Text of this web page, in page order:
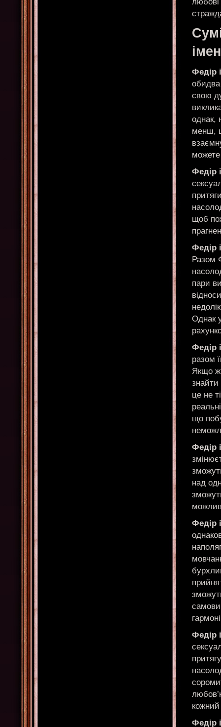
Федір
обидва
свою
однак,
менш,
можете
Федір
щоб
Федір
Разом
пари
Однак
Федір
разом
Якщо ж
це не
що
Федір
над
Федір
Федір
Федір